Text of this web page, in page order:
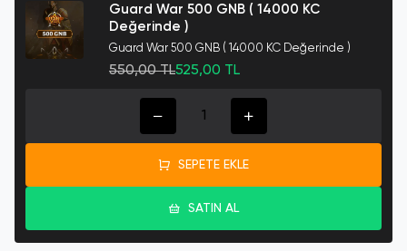
Guard War 500 GNB ( 14000 KC
Değerinde )
Guard War 500 GNB ( 14000 KC Değerinde )
550,00 TL525,00 TL
SEPETE EKLE
SATIN AL